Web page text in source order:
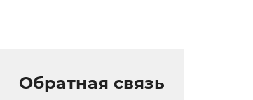
Обратная связь